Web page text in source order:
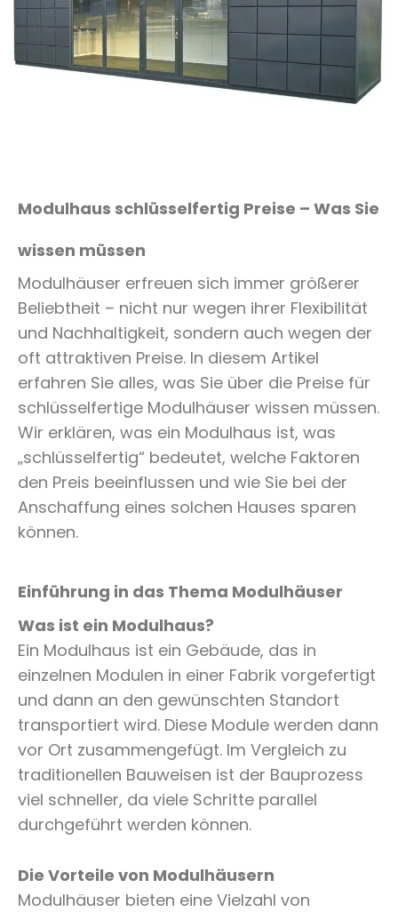
Modulhaus schlüsselfertig Preise – Was Sie
wissen müssen
Modulhäuser erfreuen sich immer größerer
Beliebtheit – nicht nur wegen ihrer Flexibilität
und Nachhaltigkeit, sondern auch wegen der
oft attraktiven Preise. In diesem Artikel
erfahren Sie alles, was Sie über die Preise für
schlüsselfertige Modulhäuser wissen müssen.
Wir erklären, was ein Modulhaus ist, was
„schlüsselfertig“ bedeutet, welche Faktoren
den Preis beeinflussen und wie Sie bei der
Anschaffung eines solchen Hauses sparen
können.
Einführung in das Thema Modulhäuser
Was ist ein Modulhaus?
Ein Modulhaus ist ein Gebäude, das in
einzelnen Modulen in einer Fabrik vorgefertigt
und dann an den gewünschten Standort
transportiert wird. Diese Module werden dann
vor Ort zusammengefügt. Im Vergleich zu
traditionellen Bauweisen ist der Bauprozess
viel schneller, da viele Schritte parallel
durchgeführt werden können.
Die Vorteile von Modulhäusern
Modulhäuser bieten eine Vielzahl von